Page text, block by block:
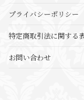
プライバシーポリシー
特定商取引法に関する
お問い合わせ